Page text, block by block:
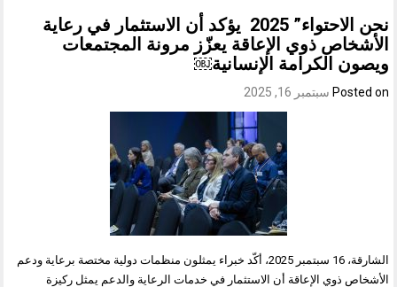
نحن الاحتواء” 2025 يؤكد أن الاستثمار في رعاية
الأشخاص ذوي الإعاقة يعزّز مرونة المجتمعات
ويصون الكرامة الإنسانية￼
Posted on سبتمبر 16, 2025
الشارقة، 16 سبتمبر 2025، أكّد خبراء يمثلون منظمات دولية مختصة برعاية ودعم
الأشخاص ذوي الإعاقة أن الاستثمار في خدمات الرعاية والدعم يمثل ركيزة